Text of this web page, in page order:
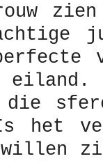
eiland.
die
Is het
willen